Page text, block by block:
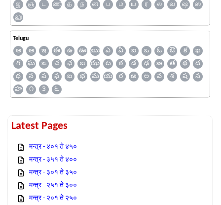
ஜ
ஞ ட ண த ந ன ப ம ய ர ல வ ஷ
ஸ
ஹ
Telugu
అ ఆ ఇ ఈ ఉ ఊ ఋ ఎ ఏ ఐ ఒ ఓ ఔ క
ఖ
గ
ఘ ఙ చ ఛ జ ఝ ట ఠ డ ఢ ణ త థ
ద
ధ
న ప ఫ బ భ మ య ర ఱ ల వ శ ష
స
హ
౧ ౩ ౬
Latest Pages
मन्त्र - ४०१ ते ४५०
मन्त्र - ३५१ ते ४००
मन्त्र - ३०१ ते ३५०
मन्त्र - २५१ ते ३००
मन्त्र - २०१ ते २५०